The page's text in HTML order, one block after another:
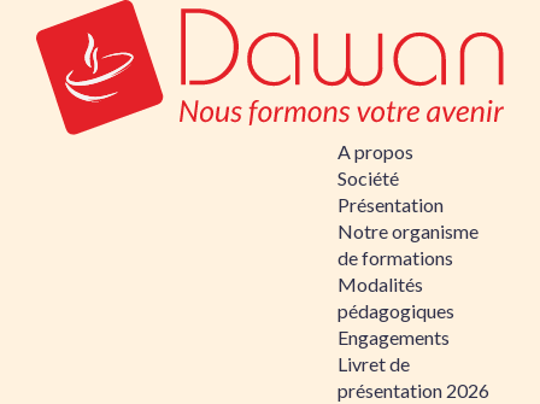
A propos
Société
Présentation
Notre organisme
de formations
Modalités
pédagogiques
Engagements
Livret de
présentation 2026